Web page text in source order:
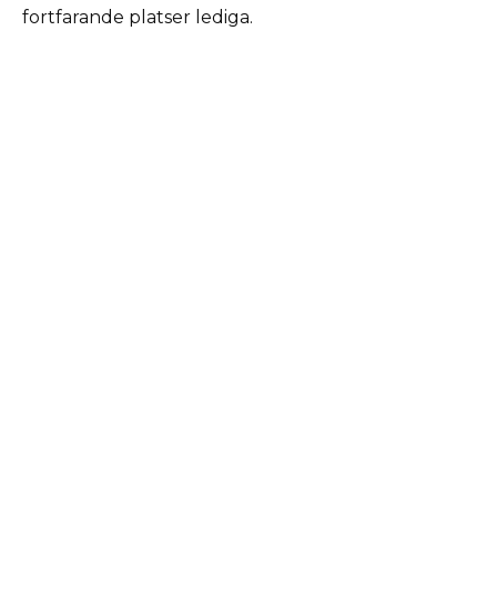
fortfarande platser lediga.